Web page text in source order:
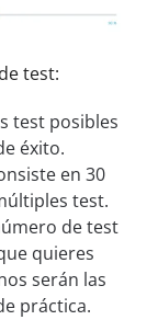
test:
test posibles
éxito.
en 30
test.
de test
quieres
serán las
práctica.